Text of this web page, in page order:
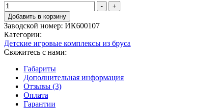
Количество
товара
Детский
игровой
комплекс
ИК600107
"Драм"
-
+
Добавить в корзину
Заводской номер: ИК600107
Категории:
Детские игровые комплексы из бруса
Свяжитесь с нами:
Габариты
Дополнительная информация
Отзывы (3)
Оплата
Гарантии